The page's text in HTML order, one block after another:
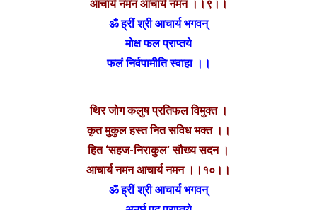
आचार्य नमन आचार्य नमन ।।९।।
ॐ ह्रीं श्री आचार्य भगवन्
मोक्ष फल प्राप्तये
फलं निर्वपामीति स्वाहा ।।
थिर जोग कलुष प्रतिफल विमुक्त ।
कृत मुकुल हस्त नित सविध भक्त ।।
हित ‘सहज-निराकुल’ सौख्य सदन ।
आचार्य नमन आचार्य नमन ।।१०।।
ॐ ह्रीं श्री आचार्य भगवन्